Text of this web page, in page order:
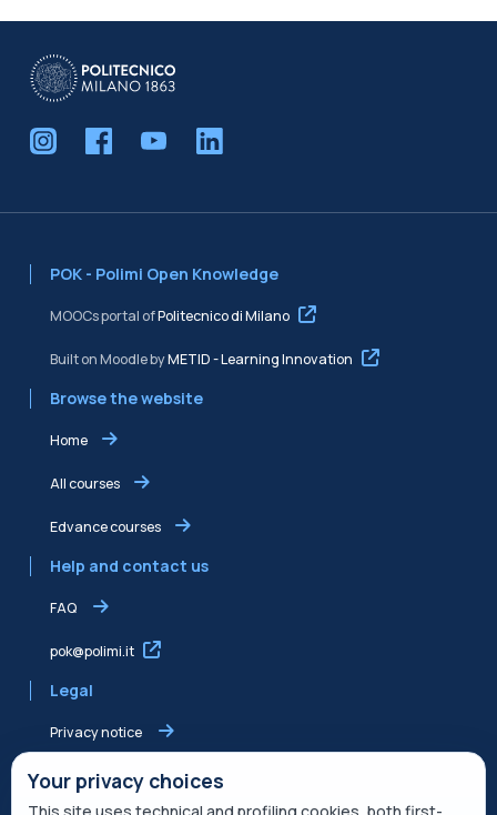
POK - Polimi Open Knowledge
MOOCs portal ofPolitecnico di Milano
Built on Moodle byMETID - Learning Innovation
Browse the website
Home
All courses
Edvance courses
Help and contact us
FAQ
pok@polimi.it
Legal
Privacy notice
Shared Edvance privacy notice
Your privacy choices